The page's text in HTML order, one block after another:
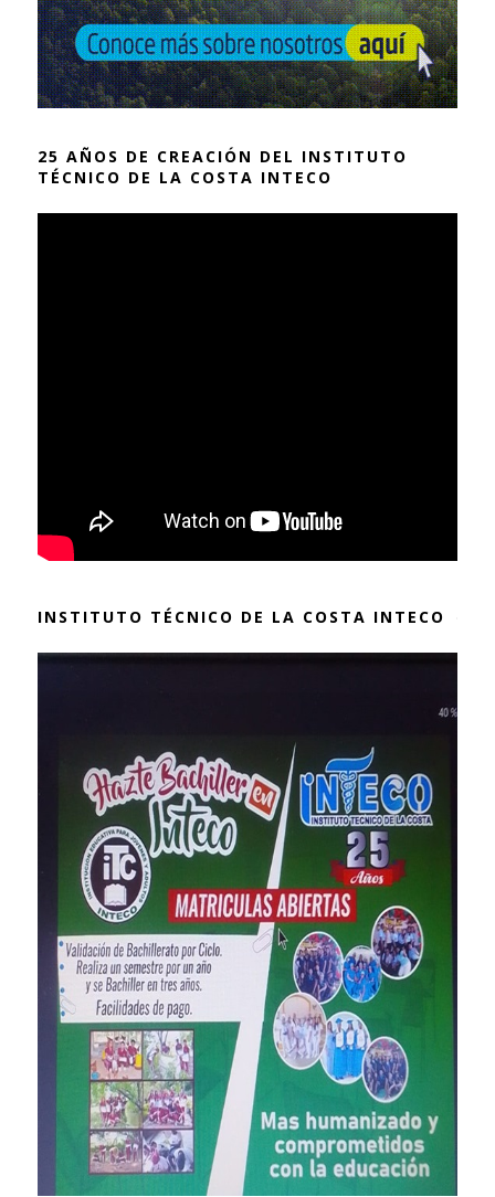
25 AÑOS DE CREACIÓN DEL INSTITUTO
TÉCNICO DE LA COSTA INTECO
INSTITUTO TÉCNICO DE LA COSTA INTECO